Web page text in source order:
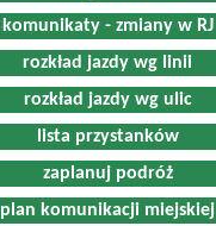
komunikaty - zmiany w RJ
rozkład jazdy wg linii
rozkład jazdy wg ulic
lista przystanków
zaplanuj podróż
plan komunikacji miejskiej